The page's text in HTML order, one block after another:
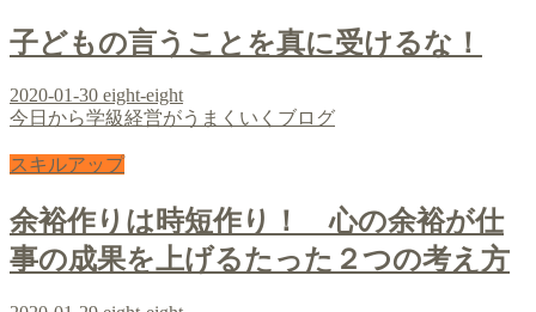
子どもの言うことを真に受けるな！
2020-01-30 eight-eight
今日から学級経営がうまくいくブログ
スキルアップ
余裕作りは時短作り！ 心の余裕が仕
事の成果を上げるたった２つの考え方